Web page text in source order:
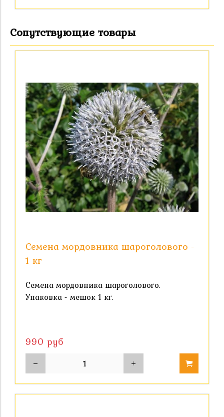
Сопутствующие товары
Семена мордовника шароголового -
1 кг
Семена мордовника шароголового.
Упаковка - мешок 1 кг.
990 руб